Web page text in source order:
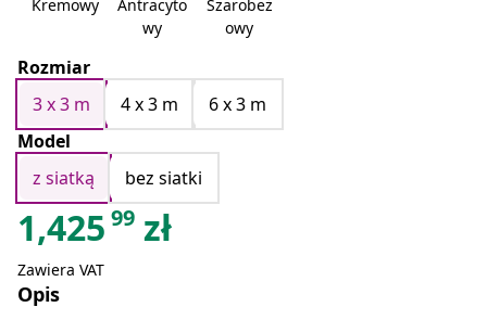
Kremowy
Antracyto
wy
Szarobeż
owy
Rozmiar
3 x 3 m
4 x 3 m
6 x 3 m
Model
z siatką
bez siatki
1,425 99 zł
Zawiera VAT
Opis